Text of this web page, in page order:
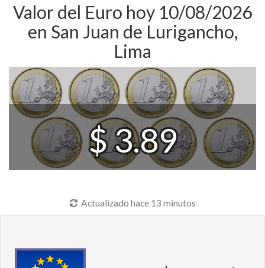
Valor del Euro hoy 10/08/2026
en San Juan de Lurigancho,
Lima
$ 3.89
Actualizado hace 13 minutos